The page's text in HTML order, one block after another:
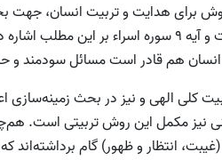
براى هدايت و تربيت انسان، جهت
روش هدايتى را داراست و آيه 9 سوره اسراء
هم قادر است مسائل سودمند و
كلى الهى و نیز در بحث زمينه‌سازى
نیز مكمل اين روش تربيتى است.
انتظار و ظهور) گام برداشته‌اند